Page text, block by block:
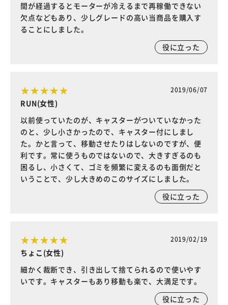
間が経過するとモーターが冷えるまで再稼働できない
欠点などもあり、少しグレードの高い当商品を購入す
ることにしました。
役に立った
2019/06/07
RUN(女性)
以前使っていたのが、キャスターがついていなかった
のと、少し小さかったので、キャスター付にしまし
た。かと言って、移動させたりはしないのですが、便
利です。常に使うものではないので、大きすぎるのも
困るし、小さくて、ゴミを頻繁に変えるのも面倒だと
いうことで、少し大きめのこのサイズにしました。
役に立った
2019/02/19
ちょこ(女性)
細かく裁断でき、引き出して捨てられるので使いやす
いです。キャスターもあり移動も楽で、大満足です。
役に立った